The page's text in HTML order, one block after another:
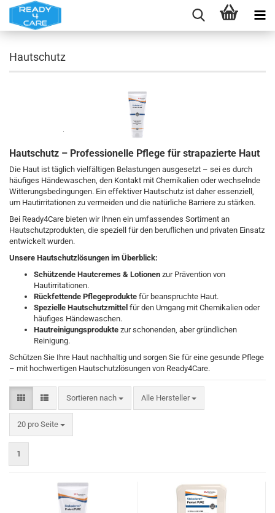
Hautschutz
Hautschutz – Professionelle Pflege für strapazierte Haut
Die Haut ist täglich vielfältigen Belastungen ausgesetzt – sei es durch
häufiges Händewaschen, den Kontakt mit Chemikalien oder wechselnde
Witterungsbedingungen. Ein effektiver Hautschutz ist daher essenziell,
um Hautirritationen zu vermeiden und die natürliche Barriere zu stärken.
Bei Ready4Care bieten wir Ihnen ein umfassendes Sortiment an
Hautschutzprodukten, die speziell für den beruflichen und privaten Einsatz
entwickelt wurden.
Unsere Hautschutzlösungen im Überblick:
Schützende Hautcremes & Lotionen zur Prävention von
Hautirritationen.
Rückfettende Pflegeprodukte für beanspruchte Haut.
Spezielle Hautschutzmittel für den Umgang mit Chemikalien oder
häufiges Händewaschen.
Hautreinigungsprodukte zur schonenden, aber gründlichen
Reinigung.
Schützen Sie Ihre Haut nachhaltig und sorgen Sie für eine gesunde Pflege
– mit hochwertigen Hautschutzlösungen von Ready4Care.
Sortieren nach
Sortieren nach Alle Hersteller
20 pro Seite
pro Seite
1